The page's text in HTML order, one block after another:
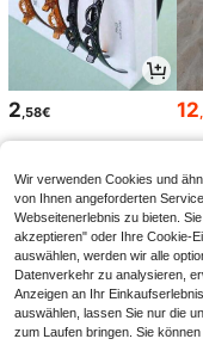
2,58€ 12
Wir verwenden Cookies und
von Ihnen angeforderten
Webseitenerlebnis zu bieten.
akzeptieren" oder Ihre Cookie-
auswählen, werden wir alle
Datenverkehr zu analysieren,
Anzeigen an Ihr
auswählen, lassen Sie nur die
zum Laufen bringen. Sie